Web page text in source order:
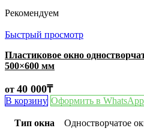
Рекомендуем
Быстрый просмотр
Пластиковое окно
500×600 мм
от 40 000₸
В корзину Оформить в WhatsApp
Тип окна Одностворчатое